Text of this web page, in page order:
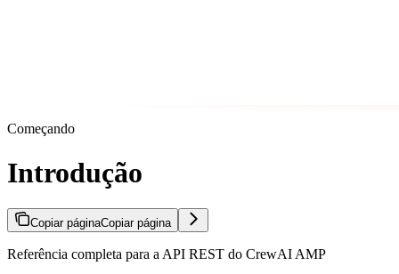
Começando
Introdução
Copiar páginaCopiar página
Referência completa para a API REST do CrewAI AMP